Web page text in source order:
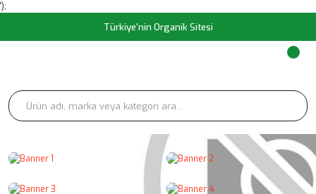
');
Türkiye'nin Organik Sitesi